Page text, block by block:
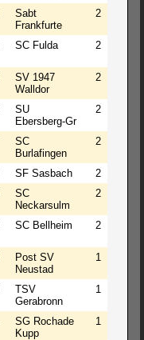
Sabt
Frankfurte
2
SC Fulda 2
SV 1947
Walldor
2
SU
Ebersberg-Gr
2
SC
Burlafingen
2
SF Sasbach 2
SC
Neckarsulm
2
SC Bellheim 2
Post SV
Neustad
1
TSV
Gerabronn
1
SG Rochade
Kupp
1